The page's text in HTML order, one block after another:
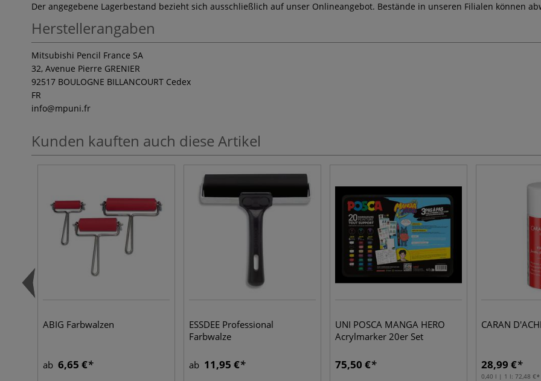
Der angegebene Lagerbestand bezieht sich ausschließlich auf unser Onlineangebot. Bestände in unseren Filialen können
Herstellerangaben
Mitsubishi Pencil France SA
32, Avenue Pierre GRENIER
92517 BOULOGNE BILLANCOURT Cedex
FR
info@mpuni.fr
Kunden kauften auch diese Artikel
ABIG Farbwalzen
ab 6,65 €
ESSDEE Professional
Farbwalze
ab 11,95 €
UNI POSCA MANGA HERO
Acrylmarker 20er Set
75,50 €
CARAN
28,99 €
0,40 l | 1 l: 72,48 €